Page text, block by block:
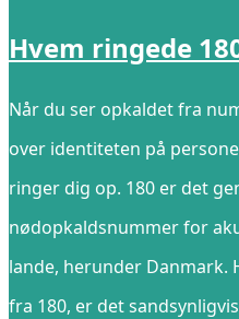
Hvem ringede
Når du ser opkaldet fra
over identiteten på
ringer dig op. 180 er det
nødopkaldsnummer for
lande, herunder Danmark.
fra 180, er det